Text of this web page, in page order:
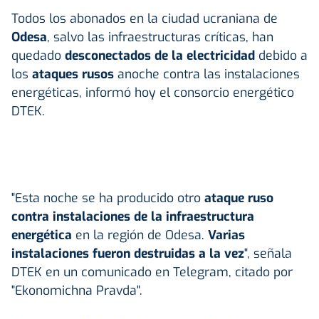
Todos los abonados en la ciudad ucraniana de
Odesa, salvo las infraestructuras críticas, han
quedado desconectados de la electricidad debido a
los ataques rusos anoche contra las instalaciones
energéticas, informó hoy el consorcio energético
DTEK.
"Esta noche se ha producido otro ataque ruso
contra instalaciones de la infraestructura
energética en la región de Odesa. Varias
instalaciones fueron destruidas a la vez", señala
DTEK en un comunicado en Telegram, citado por
"Ekonomichna Pravda".